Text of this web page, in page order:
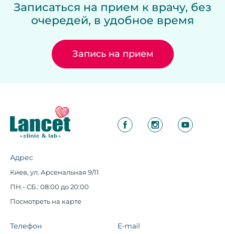
Записаться на прием к врачу, без
очередей, в удобное время
Запись на прием
Адрес
Киев, ул. Арсенальная 9/11
ПН.- СБ.: 08:00 до 20:00
Посмотреть на карте
Телефон E-mail